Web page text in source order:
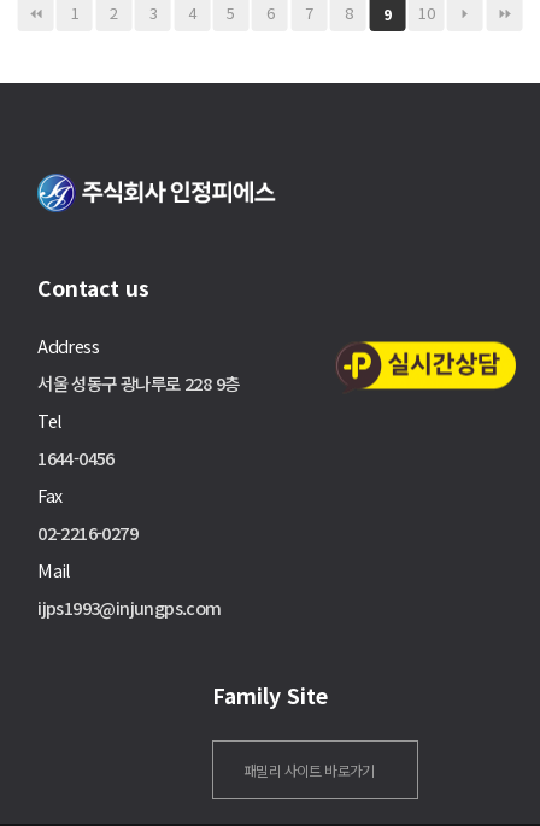
1 2 3 4 5 6 7 8 9 10
Contact us
Address
서울 성동구 광나루로 228 9층
Tel
1644-0456
Fax
02-2216-0279
Mail
ijps1993@injungps.com
Family Site
패밀리 사이트 바로가기